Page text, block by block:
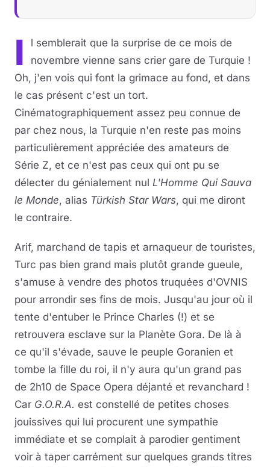
I
l semblerait que la surprise de ce mois de
novembre vienne sans crier gare de Turquie !
Oh, j'en vois qui font la grimace au fond, et dans
le cas présent c'est un tort.
Cinématographiquement assez peu connue de
par chez nous, la Turquie n'en reste pas moins
particulièrement appréciée des amateurs de
Série Z, et ce n'est pas ceux qui ont pu se
délecter du génialement nul L'Homme Qui Sauva
le Monde, alias Türkish Star Wars, qui me diront
le contraire.
Arif, marchand de tapis et arnaqueur de touristes,
Turc pas bien grand mais plutôt grande gueule,
s'amuse à vendre des photos truquées d'OVNIS
pour arrondir ses fins de mois. Jusqu'au jour où il
tente d'entuber le Prince Charles (!) et se
retrouvera esclave sur la Planète Gora. De là à
ce qu'il s'évade, sauve le peuple Goranien et
tombe la fille du roi, il n'y aura qu'un grand pas
de 2h10 de Space Opera déjanté et revanchard !
Car G.O.R.A. est constellé de petites choses
jouissives qui lui procurent une sympathie
immédiate et se complait à parodier gentiment
voir à taper carrément sur quelques grands titres